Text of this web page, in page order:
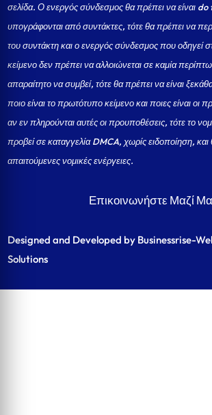
σελίδα.Ο ενεργός σύνδεσμος θα πρέπει να είναι
υπογράφονται από συντάκτες, τότε θα πρέπει να
του συντάκτη και ο ενεργός σύνδεσμος που οδηγεί
κείμενο δεν πρέπει να αλλοιώνεται σε καμία
απαραίτητο να συμβεί, τότε θα πρέπει να είναι
ποιο είναι το πρωτότυπο κείμενο και ποιες είναι οι
αν εν πληρούνται αυτές οι προυποθέσεις, τότε το
προβεί σε καταγγελία DMCA, χωρίς ειδοποίηση, και
απαιτούμενες νομικές ενέργειες.
Επικοινωνήστε Μαζί
Designed and Developed by Businessrise-
Solutions